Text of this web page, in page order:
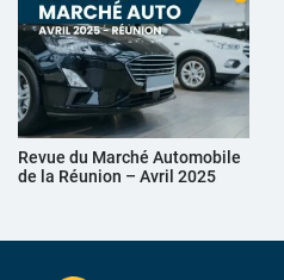
Revue du Marché Automobile
de la Réunion – Avril 2025